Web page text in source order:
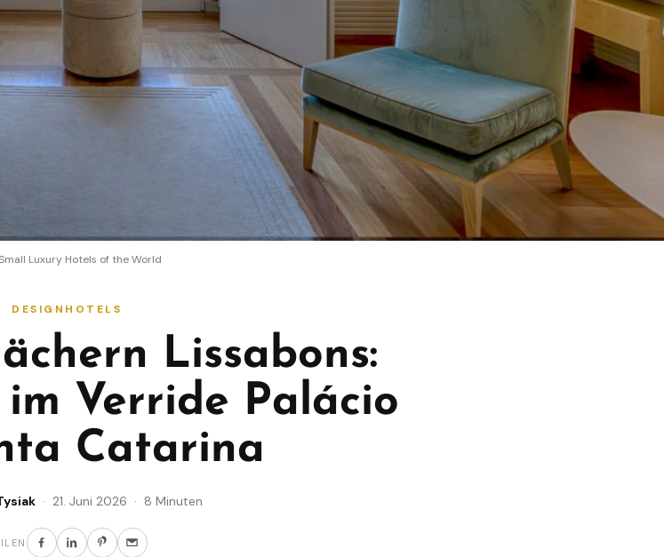
Luxury Hotels of the World
DESIGNHOTELS
Lissabons:
Verride Palácio
Catarina
· 21. Juni 2026 · 8 Minuten